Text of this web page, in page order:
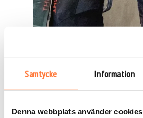
Samtycke Information
Denna webbplats använder cookies